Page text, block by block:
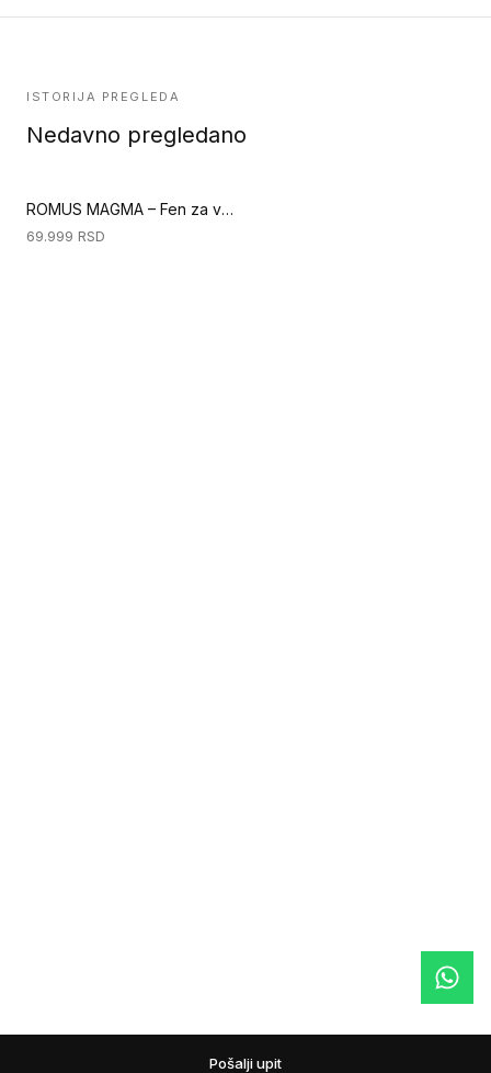
ISTORIJA PREGLEDA
Nedavno pregledano
ROMUS MAGMA – Fen za varenje (Specijalni alati za podove)
69.999 RSD
Pošalji upit